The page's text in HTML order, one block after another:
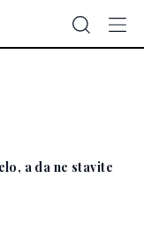
a da ne stavite